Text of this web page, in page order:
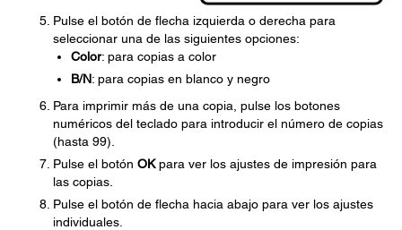
Pulse el botón de flecha izquierda o derecha para
seleccionar una de las siguientes opciones:
Color: para copias a color
B/N: para copias en blanco y negro
Para imprimir más de una copia, pulse los botones
numéricos del teclado para introducir el número de copias
(hasta 99).
Pulse el botón OKpara ver los ajustes de impresión para
las copias.
Pulse el botón de flecha hacia abajo para ver los ajustes
individuales.